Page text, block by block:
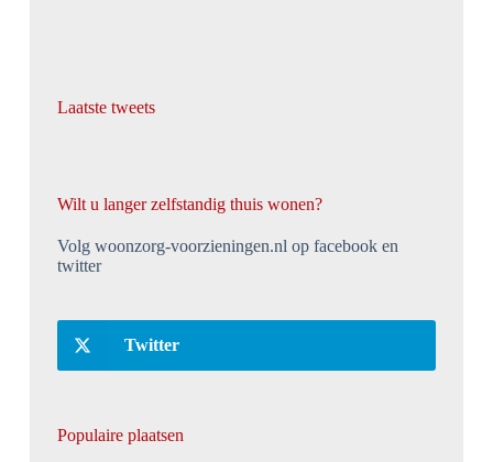
Laatste tweets
Wilt u langer zelfstandig thuis wonen?
Volg woonzorg-voorzieningen.nl op facebook en
twitter
Twitter
Populaire plaatsen